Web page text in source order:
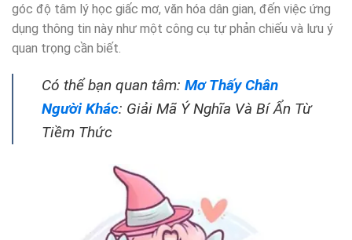
góc độ tâm lý học giấc mơ, văn hóa dân gian, đến việc ứng
dụng thông tin này như một công cụ tự phản chiếu và lưu ý
quan trọng cần biết.
Có thể bạn quan tâm: Mơ Thấy Chân
Người Khác: Giải Mã Ý Nghĩa Và Bí Ẩn Từ
Tiềm Thức